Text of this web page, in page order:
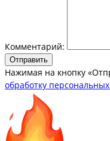
Комментарий:
Отправить
Нажимая на кнопку
обработку